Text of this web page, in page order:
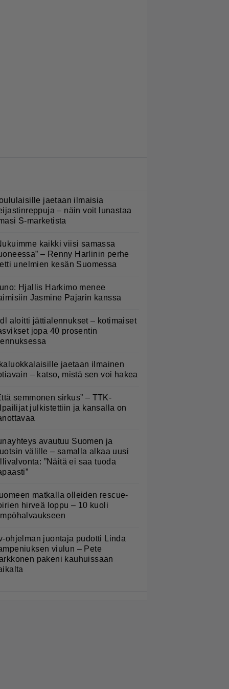
jaetaan ilmaisia
– näin voit lunastaa
S-marketista
kaikki viisi samassa
– Renny Harlinin perhe
unelmien kesän Suomessa
Hjallis Harkimo menee
Jasmine Pajarin kanssa
aloitti jättialennukset – kotimaiset
jopa 40 prosentin
jaetaan ilmainen
– katso, mistä sen voi hakea
semmonen sirkus” – TTK-
julkistettiin ja kansalla on
avautuu Suomen ja
välille – samalla alkaa uusi
”Näitä ei saa tuoda
matkalla olleiden rescue-
hirveä loppu – 10 kuoli
ohjelman juontaja pudotti Linda
viulun – Pete
pakeni kauhuissaan